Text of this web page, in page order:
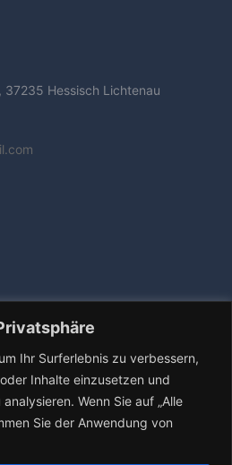
Ihr Surferlebnis zu verbessern,
Inhalte einzusetzen und
Wenn Sie auf „Alle
Sie der Anwendung von
Hessisch Lichtenau